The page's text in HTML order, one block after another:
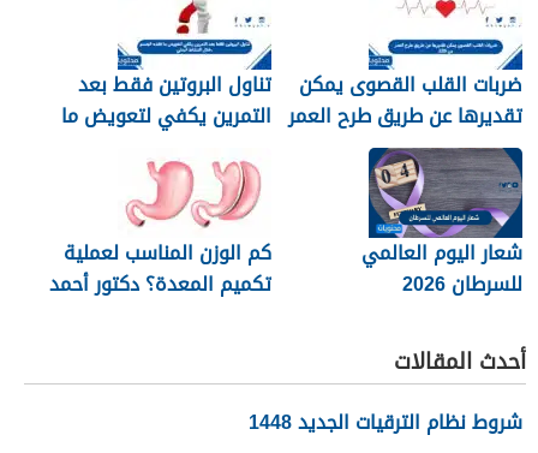
ضربات القلب القصوى يمكن
تقديرها عن طريق طرح العمر
من 220
تناول البروتين فقط بعد
التمرين يكفي لتعويض ما
فقده الجسم خلال النشاط
البدني
شعار اليوم العالمي
للسرطان 2026
كم الوزن المناسب لعملية
تكميم المعدة؟ دكتور أحمد
أحدث المقالات
شروط نظام الترقيات الجديد 1448